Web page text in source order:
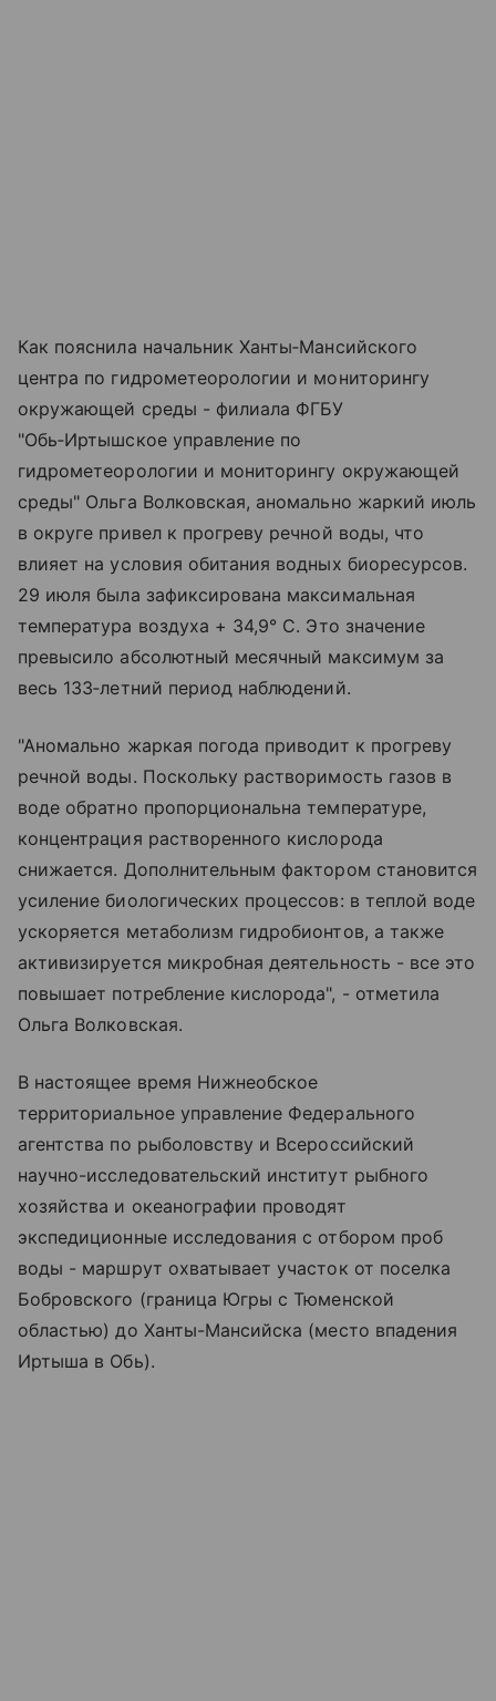
Как пояснила начальник Ханты‑Мансийского
центра по гидрометеорологии и мониторингу
окружающей среды - филиала ФГБУ
"Обь‑Иртышское управление по
гидрометеорологии и мониторингу окружающей
среды" Ольга Волковская, аномально жаркий июль
в округе привел к прогреву речной воды, что
влияет на условия обитания водных биоресурсов.
29 июля была зафиксирована максимальная
температура воздуха + 34,9° C. Это значение
превысило абсолютный месячный максимум за
весь 133‑летний период наблюдений.
"Аномально жаркая погода приводит к прогреву
речной воды. Поскольку растворимость газов в
воде обратно пропорциональна температуре,
концентрация растворенного кислорода
снижается. Дополнительным фактором становится
усиление биологических процессов: в теплой воде
ускоряется метаболизм гидробионтов, а также
активизируется микробная деятельность - все это
повышает потребление кислорода", - отметила
Ольга Волковская.
В настоящее время Нижнеобское
территориальное управление Федерального
агентства по рыболовству и Всероссийский
научно-исследовательский институт рыбного
хозяйства и океанографии проводят
экспедиционные исследования с отбором проб
воды - маршрут охватывает участок от поселка
Бобровского (граница Югры с Тюменской
областью) до Ханты-Мансийска (место впадения
Иртыша в Обь).